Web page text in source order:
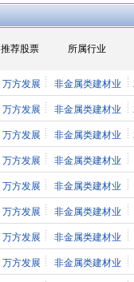
推荐股票 所属行业
万方发展 非金属类建材业
万方发展 非金属类建材业
万方发展 非金属类建材业
万方发展 非金属类建材业
万方发展 非金属类建材业
万方发展 非金属类建材业
万方发展 非金属类建材业
万方发展 非金属类建材业